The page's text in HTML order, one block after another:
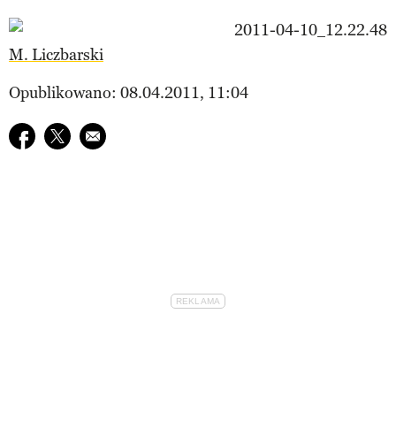
M. Liczbarski
Opublikowano: 08.04.2011, 11:04
Udostępnij na facebook
Udostępnij na twitter
E-mail do przyjaciela